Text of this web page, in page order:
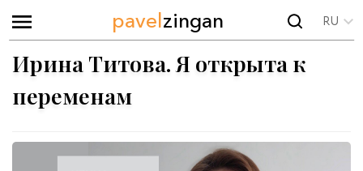
pavelzingan RU
Ирина Титова. Я открыта к
переменам